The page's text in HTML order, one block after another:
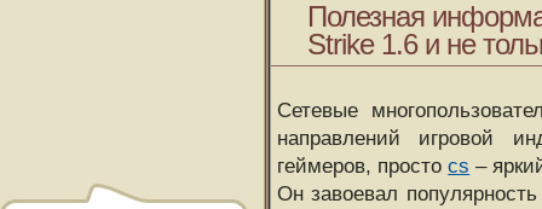
Полезная
Strike 1.6 и не
Сетевые
направлений игровой
геймеров, простоcs –
Он завоевал